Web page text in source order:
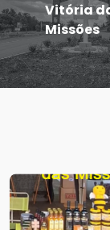
Vitória
Missões